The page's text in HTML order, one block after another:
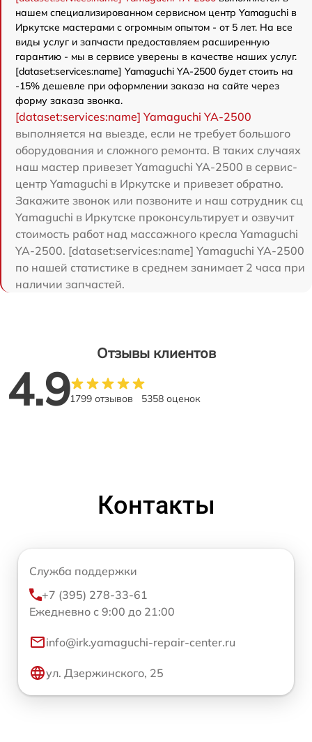
нашем специализированном сервисном центр Yamaguchi в
Иркутске мастерами с огромным опытом - от 5 лет. На все
виды услуг и запчасти предоставляем расширенную
гарантию - мы в сервисе уверены в качестве наших услуг.
[dataset:services:name] Yamaguchi YA-2500 будет стоить на
-15% дешевле при оформлении заказа на сайте через
форму заказа звонка.
[dataset:services:name] Yamaguchi YA-2500
выполняется на выезде, если не требует большого
оборудования и сложного ремонта. В таких случаях
наш мастер привезет Yamaguchi YA-2500 в сервис-
центр Yamaguchi в Иркутске и привезет обратно.
Закажите звонок или позвоните и наш сотрудник сц
Yamaguchi в Иркутске проконсультирует и озвучит
стоимость работ над массажного кресла Yamaguchi
YA-2500. [dataset:services:name] Yamaguchi YA-2500
по нашей статистике в среднем занимает 2 часа при
наличии запчастей.
Отзывы клиентов
4.91799 отзывов 5358 оценок
Контакты
Служба поддержки
+7 (395) 278-33-61
Ежедневно с 9:00 до 21:00
info@irk.yamaguchi-repair-center.ru
ул. Дзержинского, 25